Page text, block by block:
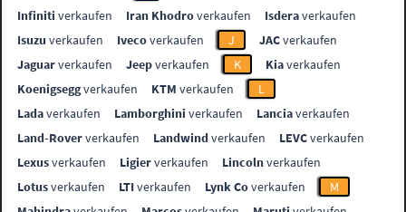
Infiniti verkaufen Iran Khodroverkaufen Isderaverkaufen
Isuzu verkaufen Ivecoverkaufen J JACverkaufen
Jaguarverkaufen Jeepverkaufen K Kiaverkaufen
Koenigseggverkaufen KTM verkaufen
L
Ladaverkaufen Lamborghini verkaufen Lanciaverkaufen
Land-Roververkaufen Landwindverkaufen LEVCverkaufen
Lexusverkaufen Ligierverkaufen Lincolnverkaufen
Lotusverkaufen LTIverkaufen Lynk Coverkaufen
M